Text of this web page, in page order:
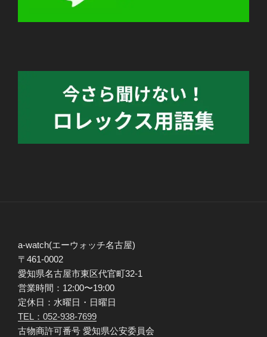
a-watch(エーウォッチ名古屋)
〒461-0002
愛知県名古屋市東区代官町32-1
営業時間：12:00〜19:00
定休日：水曜日・日曜日
TEL：052-938-7699
古物商許可番号 愛知県公安委員会